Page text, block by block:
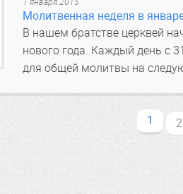
1 января 2015
Молитвенная неделя в
В нашем братстве церквей
нового года. Каждый день с
для общей молитвы на
1 2